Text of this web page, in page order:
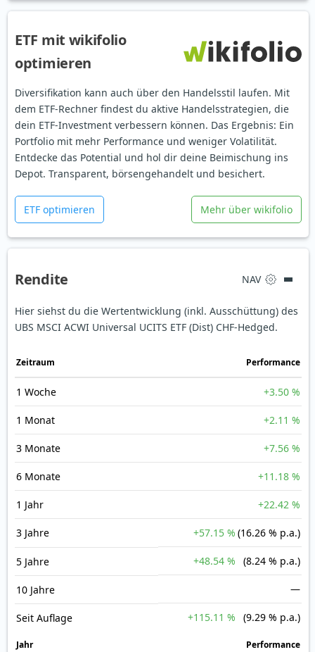
ETF mit wikifolio
optimieren
Diversifikation kann auch über den Handelsstil laufen. Mit
dem ETF-Rechner findest du aktive Handelsstrategien, die
dein ETF-Investment verbessern können. Das Ergebnis: Ein
Portfolio mit mehr Performance und weniger Volatilität.
Entdecke das Potential und hol dir deine Beimischung ins
Depot. Transparent, börsengehandelt und besichert.
ETF optimieren Mehr über wikifolio
Rendite NAV
Hier siehst du die Wertentwicklung (inkl. Ausschüttung) des
UBS MSCI ACWI Universal UCITS ETF (Dist) CHF-Hedged.
Zeit­raum Perfor­mance
1 Woche +3.50 %
1 Monat +2.11 %
3 Monate +7.56 %
6 Monate +11.18 %
1 Jahr +22.42 %
3 Jahre +57.15 % (16.26 % p.a.)
5 Jahre +48.54 % (8.24 % p.a.)
10 Jahre —
Seit Auflage +115.11 % (9.29 % p.a.)
Jahr Perfor­mance